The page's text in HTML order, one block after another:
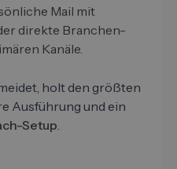
Mail mit
direkte Branchen-
Kanäle.
holt den größten
Ausführung und ein
Setup.